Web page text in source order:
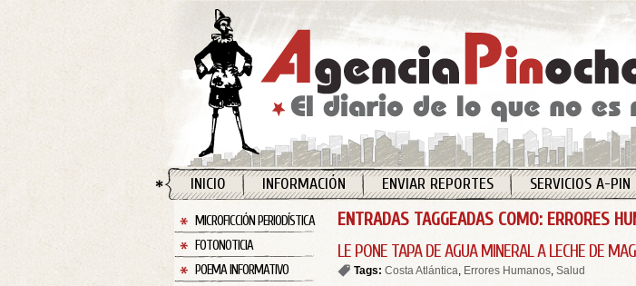
INICIO INFORMACIÓN ENVIAR REPORTES SERVICIOS A-PIN
MICROFICCIÓN PERIODÍSTICA
FOTONOTICIA
POEMA INFORMATIVO
ENTRADAS TAGGEADAS COMO: ERRORES
LE PONE TAPA DE AGUA MINERAL A LECHE DE
Tags: Costa Atlántica, Errores Humanos, Salud